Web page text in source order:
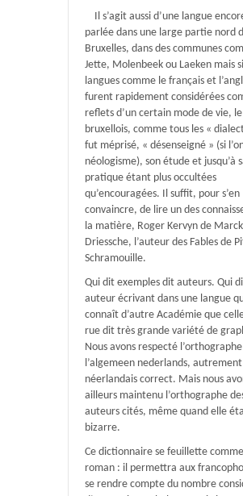
Il s’agit aussi d’une langue
parlée dans une large partie nord
Bruxelles, dans des communes
Jette, Molenbeek ou Laeken mais
langues comme le français et
furent rapidement considérées
reflets d’un certain mode de vie, le
bruxellois, comme tous les «
fut méprisé, « désenseigné » (si
néologisme), son étude et jusqu’à
pratique étant plus occultées
qu’encouragées. Il suffit, pour s’en
convaincre, de lire un des
la matière, Roger Kervyn de
Driessche, l’auteur des Fables de
Schramouille.
Qui dit exemples dit auteurs. Qui
auteur écrivant dans une langue
connaît d’autre Académie que
rue dit très grande variété de
Nous avons respecté
l’algemeen nederlands,
néerlandais correct. Mais nous
ailleurs maintenu l’orthographe
auteurs cités, même quand elle
bizarre.
Ce dictionnaire se feuillette
roman : il permettra aux
se rendre compte du nombre